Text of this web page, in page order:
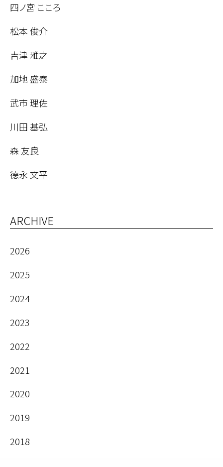
四ノ宮 こころ
松本 俊介
吉津 雅之
加地 盛泰
武市 理佐
川田 基弘
森 友良
德永 文平
ARCHIVE
2026
2025
2024
2023
2022
2021
2020
2019
2018